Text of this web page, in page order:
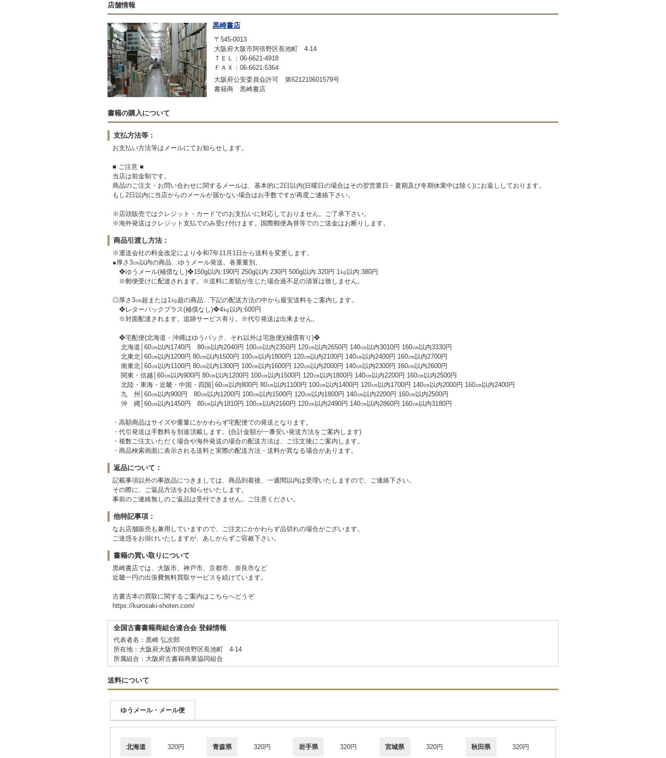
店舗情報
黒崎書店
〒545-0013
大阪府大阪市阿倍野区長池町 4-14
ＴＥＬ：06-6621-4918
ＦＡＸ：06-6621-5364
大阪府公安委員会許可 第621210601579号
書籍商 黒崎書店
書籍の購入について
支払方法等：
お支払い方法等はメールにてお知らせします。
■ ご注意 ■
当店は前金制です。
商品のご注文・お問い合わせに関するメールは、基本的に2日以内(日曜日の場合はその翌営業日・夏期及び冬期休業中は除く)にお返ししております。
もし2日以内に当店からのメールが届かない場合はお手数ですが再度ご連絡下さい。
※店頭販売ではクレジット・カードでのお支払いに対応しておりません。ご了承下さい。
※海外発送はクレジット支払でのみ受け付けます。国際郵便為替等でのご送金はお断りします。
商品引渡し方法：
※運送会社の料金改定により令和7年11月1日から送料を変更します。
●厚さ3㎝以内の商品…ゆうメール発送。各重量別。
❖ゆうメール(補償なし)❖150g以内:190円 250g以内:230円 500g以内:320円 1㎏以内:380円
※郵便受けに配達されます。※送料に差額が生じた場合過不足の清算は致しません。
◎厚さ3㎝超または1㎏超の商品…下記の配送方法の中から最安送料をご案内します。
❖レターパックプラス(補償なし)❖4㎏以内:600円
※対面配達されます。追跡サービス有り。※代引発送は出来ません。
❖宅配便(北海道・沖縄はゆうパック、それ以外は宅急便)(補償有り)❖
北海道│60㎝以内1740円 80㎝以内2040円 100㎝以内2350円 120㎝以内2650円 140㎝以内3010円 160㎝以内3330円
北東北│60㎝以内1200円 80㎝以内1500円 100㎝以内1800円 120㎝以内2100円 140㎝以内2400円 160㎝以内2700円
南東北│60㎝以内1100円 80㎝以内1300円 100㎝以内1600円 120㎝以内2000円 140㎝以内2300円 160㎝以内2600円
関東・信越│60㎝以内900円 80㎝以内1200円 100㎝以内1500円 120㎝以内1800円 140㎝以内2200円 160㎝以内2500円
北陸・東海・近畿・中国・四国│60㎝以内800円 80㎝以内1100円 100㎝以内1400円 120㎝以内1700円 140㎝以内2000円 160㎝以内2400円
九 州│60㎝以内900円 80㎝以内1200円 100㎝以内1500円 120㎝以内1800円 140㎝以内2200円 160㎝以内2500円
沖 縄│60㎝以内1450円 80㎝以内1810円 100㎝以内2160円 120㎝以内2490円 140㎝以内2860円 160㎝以内3180円
・高額商品はサイズや重量にかかわらず宅配便での発送となります。
・代引発送は手数料を別途頂戴します。(合計金額が一番安い発送方法をご案内します)
・複数ご注文いただく場合や海外発送の場合の配送方法は、ご注文後にご案内します。
・商品検索画面に表示される送料と実際の配送方法・送料が異なる場合があります。
返品について：
記載事項以外の事故品につきましては、商品到着後、一週間以内は受理いたしますので、ご連絡下さい。
その際に、ご返品方法をお知らせいたします。
事前のご連絡無しのご返品は受付できません。ご注意ください。
他特記事項：
なお店舗販売も兼用していますので、ご注文にかかわらず品切れの場合がございます。
ご迷惑をお掛けいたしますが、あしからずご容赦下さい。
書籍の買い取りについて
黒崎書店では、大阪市、神戸市、京都市、奈良市など
近畿一円の出張費無料買取サービスを続けています。
古書古本の買取に関するご案内はこちらへどうぞ
https://kurosaki-shoten.com/
全国古書書籍商組合連合会 登録情報
代表者名：黒崎 弘次郎
所在地：大阪府大阪市阿倍野区長池町 4-14
所属組合：大阪府古書籍商業協同組合
送料について
ゆうメール・メール便
北海道 320円 青森県 320円 岩手県 320円 宮城県 320円 秋田県 320円